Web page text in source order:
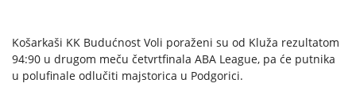
Košarkaši KK Budućnost Voli poraženi su od Kluža rezultatom
94:90 u drugom meču četvrtfinala ABA League, pa će putnika
u polufinale odlučiti majstorica u Podgorici.